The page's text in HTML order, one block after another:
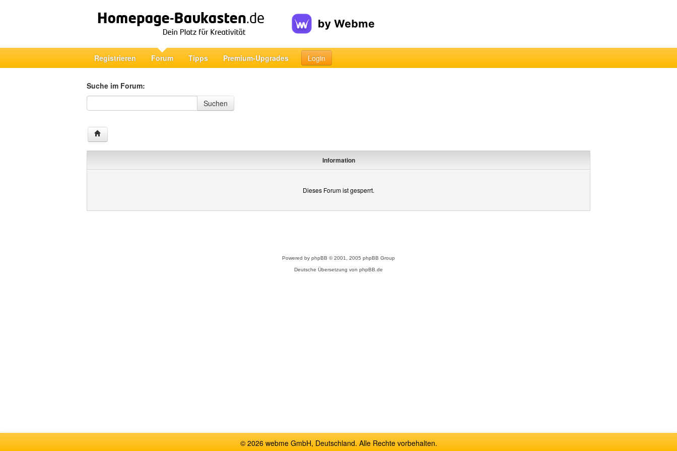
Registrieren Forum Tipps Premium-Upgrades Login
Suche im Forum:
Suche im Forum
Suchen
Information
Dieses Forum ist gesperrt.
Powered by phpBB © 2001, 2005 phpBB Group
Deutsche Übersetzung von phpBB.de
© 2026 webme GmbH, Deutschland. Alle Rechte vorbehalten.